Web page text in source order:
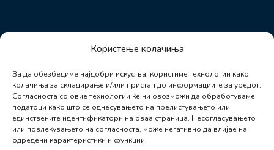
Користење колачиња
За да обезбедиме најдобри искуства, користиме технологии како
колачиња за складирање и/или пристап до информациите за уредот.
Согласноста со овие технологии ќе ни овозможи да обработуваме
податоци како што се однесувањето на прелистувањето или
единствените идентификатори на оваа страница. Несогласувањето
или повлекувањето на согласноста, може негативно да влијае на
одредени карактеристики и функции.